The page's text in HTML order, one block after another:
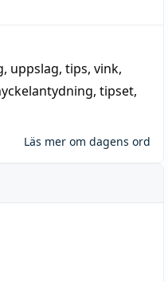
, uppslag, tips, vink,
tipset,
Läs mer om dagens ord